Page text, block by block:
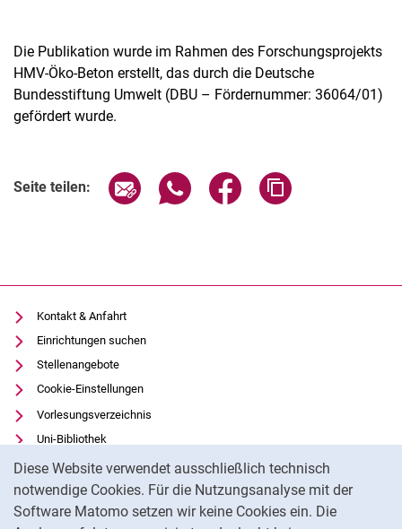
Diese Website verwendet ausschließlich technisch
notwendige Cookies. Für die Nutzungsanalyse mit der
Software Matomo setzen wir keine Cookies ein. Die
Die Publikation wurde im Rahmen des Forschungsprojekts
HMV-Öko-Beton erstellt, das durch die Deutsche
Bundesstiftung Umwelt (DBU – Fördernummer: 36064/01)
gefördert wurde.
Seite teilen: Seite über E-Mail teilen
Seite über WhatsApp teilen
Seite über Facebook
Kontakt & Anfahrt
Einrichtungen suchen
Stellenangebote
Cookie-Einstellungen
Vorlesungsverzeichnis
Uni-Bibliothek
Moodle
Panopto
Datenschutz